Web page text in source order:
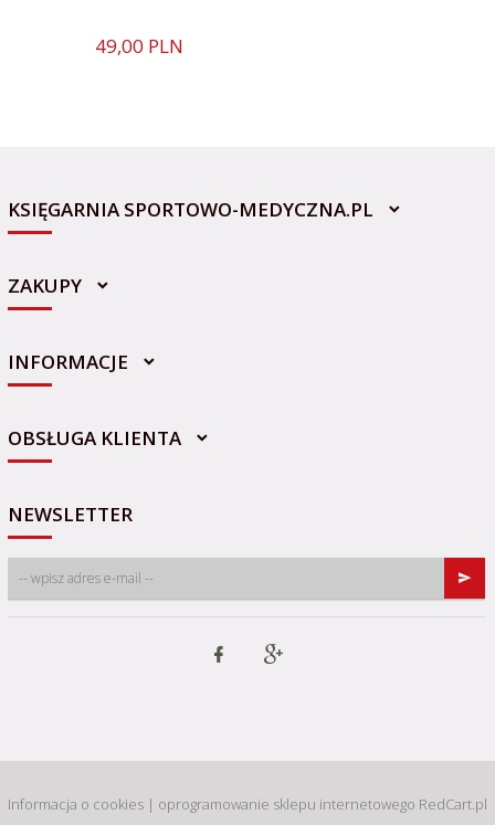
49,00 PLN
KSIĘGARNIA SPORTOWO-MEDYCZNA.PL
sklep@sportowo-medyczna.pl
ZAKUPY
INFORMACJE
OBSŁUGA KLIENTA
NEWSLETTER
Informacja o cookies | oprogramowanie sklepu internetowego RedCart.pl